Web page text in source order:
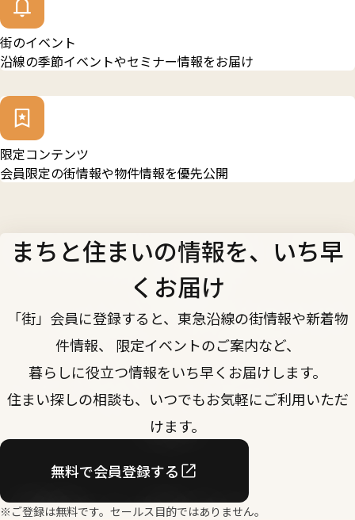
街のイベント
沿線の季節イベントやセミナー情報をお届け
限定コンテンツ
会員限定の街情報や物件情報を優先公開
まちと住まいの情報を、いち早
くお届け
「街」会員に登録すると、東急沿線の街情報や新着物
件情報、 限定イベントのご案内など、
暮らしに役立つ情報をいち早くお届けします。
住まい探しの相談も、いつでもお気軽にご利用いただ
けます。
無料で会員登録する
※ご登録は無料です。セールス目的ではありません。